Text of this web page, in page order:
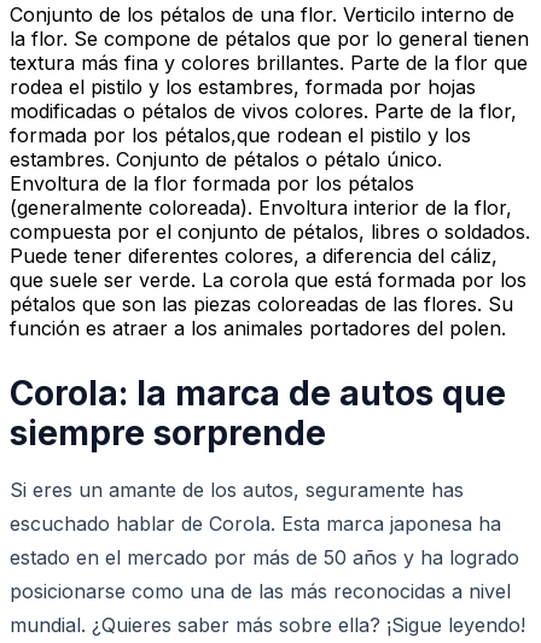
Conjunto de los pétalos de una flor. Verticilo interno de
la flor. Se compone de pétalos que por lo general tienen
textura más fina y colores brillantes. Parte de la flor que
rodea el pistilo y los estambres, formada por hojas
modificadas o pétalos de vivos colores. Parte de la flor,
formada por los pétalos,que rodean el pistilo y los
estambres. Conjunto de pétalos o pétalo único.
Envoltura de la flor formada por los pétalos
(generalmente coloreada). Envoltura interior de la flor,
compuesta por el conjunto de pétalos, libres o soldados.
Puede tener diferentes colores, a diferencia del cáliz,
que suele ser verde. La corola que está formada por los
pétalos que son las piezas coloreadas de las flores. Su
función es atraer a los animales portadores del polen.
Corola: la marca de autos que
siempre sorprende
Si eres un amante de los autos, seguramente has
escuchado hablar de Corola. Esta marca japonesa ha
estado en el mercado por más de 50 años y ha logrado
posicionarse como una de las más reconocidas a nivel
mundial. ¿Quieres saber más sobre ella? ¡Sigue leyendo!